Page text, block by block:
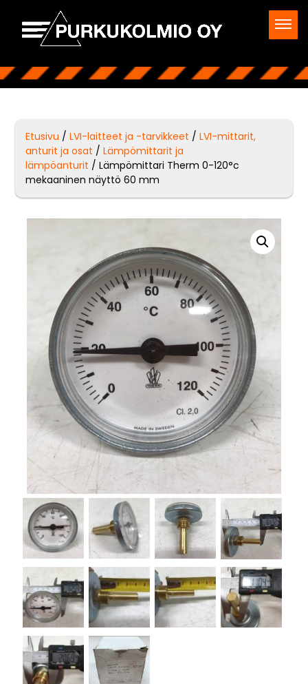
Etusivu /LVI-laitteet ja -tarvikkeet /LVI-mittarit,
anturit ja osat /Lämpömittarit ja
lämpöanturit / Lämpömittari Therm 0-120°c
mekaaninen näyttö 60 mm